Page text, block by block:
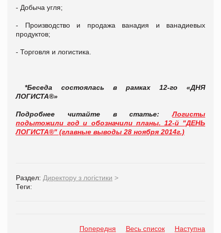
- Добыча угля;
- Производство и продажа ванадия и ванадиевых
продуктов;
- Торговля и логистика.
*Беседа состоялась в рамках
12-го «ДНЯ
ЛОГИСТА®»
Подробнее читайте в статье:
Логисты
подытожили год и обозначили планы. 12-й "ДЕНЬ
ЛОГИСТА®" (главные выводы 28 ноября 2014г.)
Раздел: Директору з логістики >
Теги:
Попередня Весь список Наступна